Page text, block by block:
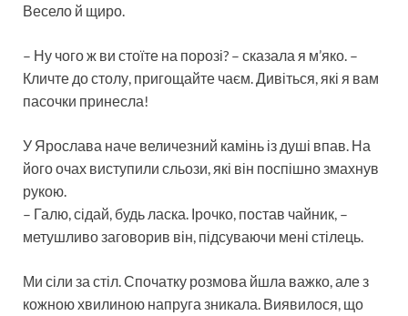
Весело й щиро.
– Ну чого ж ви стоїте на порозі? – сказала я м’яко. –
Кличте до столу, пригощайте чаєм. Дивіться, які я вам
пасочки принесла!
У Ярослава наче величезний камінь із душі впав. На
його очах виступили сльози, які він поспішно змахнув
рукою.
– Галю, сідай, будь ласка. Ірочко, постав чайник, –
метушливо заговорив він, підсуваючи мені стілець.
Ми сіли за стіл. Спочатку розмова йшла важко, але з
кожною хвилиною напруга зникала. Виявилося, що